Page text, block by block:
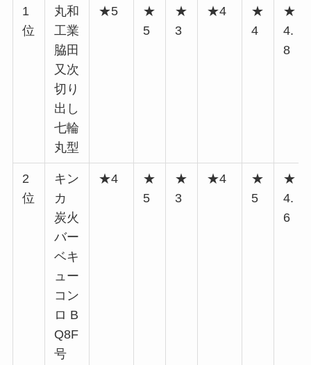
1
位
丸和
工業
脇田
又次
切り
出し
七輪
丸型
★5
★
5
★
3
★4
★
4
★
4.
8
2
位
キン
カ
炭火
バー
ベキ
ュー
コン
ロ B
Q8F
号
★4
★
5
★
3
★4
★
5
★
4.
6